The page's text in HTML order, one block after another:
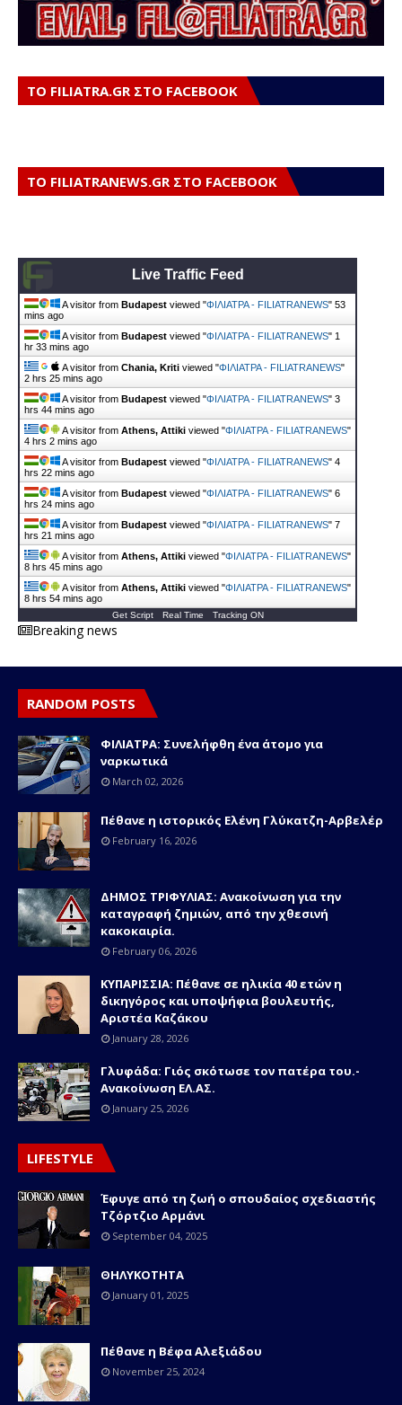
ΤΟ FILIATRA.GR ΣΤΟ FACEBOOK
ΤΟ FILIATRANEWS.GR ΣΤΟ FACEBOOK
Live Traffic Feed
A visitor from Budapest viewed "ΦΙΛΙΑΤΡΑ - FILIATRANEWS" 53
mins ago
A visitor from Budapest viewed "ΦΙΛΙΑΤΡΑ - FILIATRANEWS" 1
hr 33 mins ago
A visitor from Chania, Kriti viewed "ΦΙΛΙΑΤΡΑ - FILIATRANEWS"
2 hrs 25 mins ago
A visitor from Budapest viewed "ΦΙΛΙΑΤΡΑ - FILIATRANEWS" 3
hrs 44 mins ago
A visitor from Athens, Attiki viewed "ΦΙΛΙΑΤΡΑ - FILIATRANEWS"
4 hrs 2 mins ago
A visitor from Budapest viewed "ΦΙΛΙΑΤΡΑ - FILIATRANEWS" 4
hrs 22 mins ago
A visitor from Budapest viewed "ΦΙΛΙΑΤΡΑ - FILIATRANEWS" 6
hrs 24 mins ago
A visitor from Budapest viewed "ΦΙΛΙΑΤΡΑ - FILIATRANEWS" 7
hrs 21 mins ago
A visitor from Athens, Attiki viewed "ΦΙΛΙΑΤΡΑ - FILIATRANEWS"
8 hrs 45 mins ago
A visitor from Athens, Attiki viewed "ΦΙΛΙΑΤΡΑ - FILIATRANEWS"
8 hrs 54 mins ago
Get Script Real Time Tracking ON
Breaking news
RANDOM POSTS
ΦΙΛΙΑΤΡΑ: Συνελήφθη ένα άτομο για
ναρκωτικά
March 02, 2026
Πέθανε η ιστορικός Ελένη Γλύκατζη-Αρβελέρ
February 16, 2026
ΔΗΜΟΣ ΤΡΙΦΥΛΙΑΣ: Ανακοίνωση για την
καταγραφή ζημιών, από την χθεσινή
κακοκαιρία.
February 06, 2026
ΚΥΠΑΡΙΣΣΙΑ: Πέθανε σε ηλικία 40 ετών η
δικηγόρος και υποψήφια βουλευτής,
Αριστέα Καζάκου
January 28, 2026
Γλυφάδα: Γιός σκότωσε τον πατέρα του.-
Ανακοίνωση ΕΛ.ΑΣ.
January 25, 2026
LIFESTYLE
Έφυγε από τη ζωή ο σπουδαίος σχεδιαστής
Τζόρτζιο Αρμάνι
September 04, 2025
ΘΗΛΥΚΟΤΗΤΑ
January 01, 2025
Πέθανε η Βέφα Αλεξιάδου
November 25, 2024